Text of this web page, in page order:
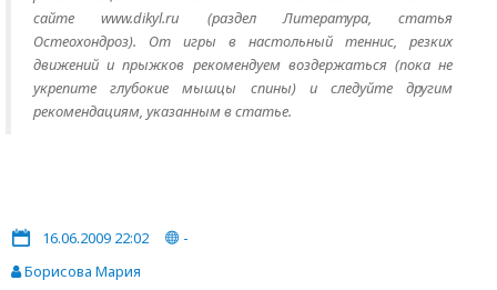
сайте www.dikyl.ru (раздел Литература, статья
Остеохондроз). От игры в настольный теннис, резких
движений и прыжков рекомендуем воздержаться (пока не
укрепите глубокие мышцы спины) и следуйте другим
рекомендациям, указанным в статье.
16.06.2009 22:02
-
Борисова Мария